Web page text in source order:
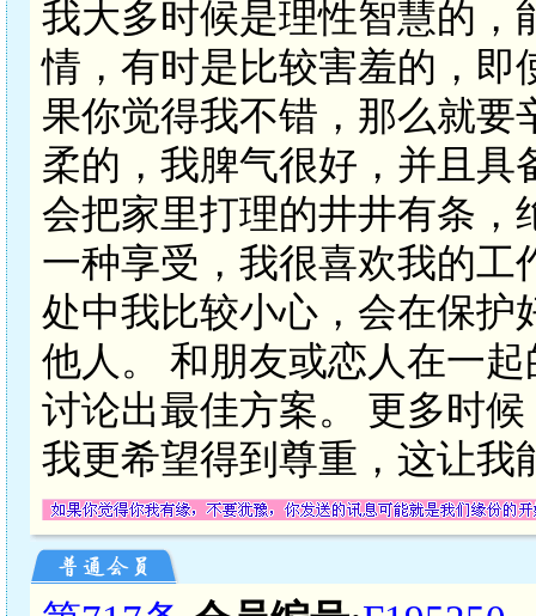
我大多时候是理性智慧的，
情，有时是比较害羞的，即
果你觉得我不错，那么就要
柔的，我脾气很好，并且具
会把家里打理的井井有条，
一种享受，我很喜欢我的工
处中我比较小心，会在保护
他人。 和朋友或恋人在一
讨论出最佳方案。 更多时
我更希望得到尊重，这让我